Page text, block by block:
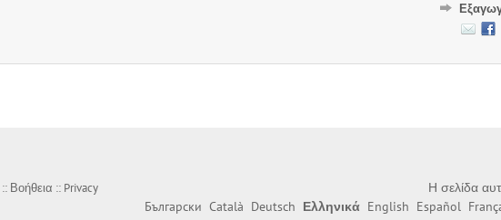
:: Βοήθεια :: Privacy
Η σελίδα
Български Català Deutsch Ελληνικά English Español